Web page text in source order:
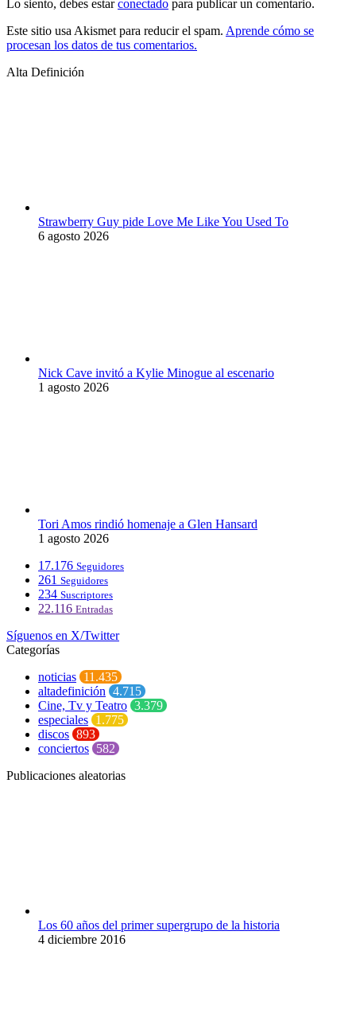
Lo siento, debes estarconectado para publicar un comentario.
Este sitio usa Akismet para reducir el spam. Aprende cómo se
procesan los datos de tus comentarios.
Alta Definición
Strawberry Guy pide Love Me Like You Used To
6 agosto 2026
Nick Cave invitó a Kylie Minogue al escenario
1 agosto 2026
Tori Amos rindió homenaje a Glen Hansard
1 agosto 2026
17.176 Seguidores
261 Seguidores
234 Suscriptores
22.116 Entradas
Síguenos en X/Twitter
Categorías
noticias 11.435
altadefinición 4.715
Cine, Tv y Teatro 3.379
especiales 1.775
discos 893
conciertos 582
Publicaciones aleatorias
Los 60 años del primer supergrupo de la historia
4 diciembre 2016